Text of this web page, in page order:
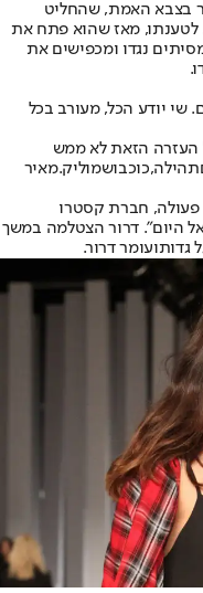
בצבא האמת, שהחליט
לטענתו, מאז שהוא פתח את
נגדו ומכפישים את
יודע הכל, מעורב בכל
העזרה הזאת לא ממש
תהילה,כוכבושמוליק.מאיר
פעולה, חברת קסטרו
היום". דרור הצטלמה במשך
גדותועומר דרור.